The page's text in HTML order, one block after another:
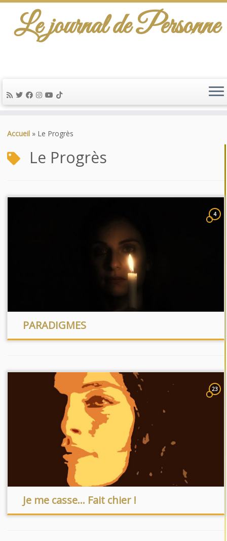
au
Le journal de Personne
Accueil » Le Progrès
Le Progrès
4
PARADIGMES
23
Je me casse… Fait chier !